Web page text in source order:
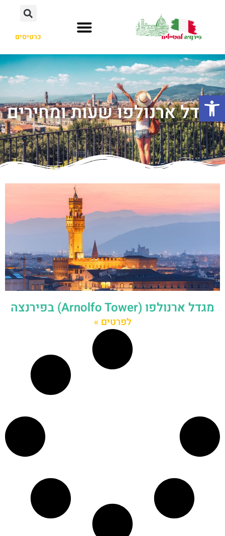
כרטיסים
מגדל ארנולפו שעות ומחירים
מגדל ארנולפו (Arnolfo Tower) בפירנצה
לפרטים »
פתח סרגל נגישות